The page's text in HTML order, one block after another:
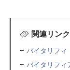
関連リンク
バイタリフィ
バイタリフィ